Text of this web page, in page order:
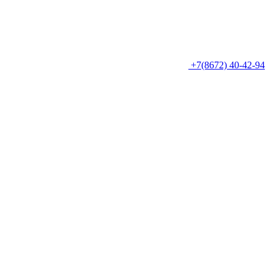
+7(8672) 40-42-94